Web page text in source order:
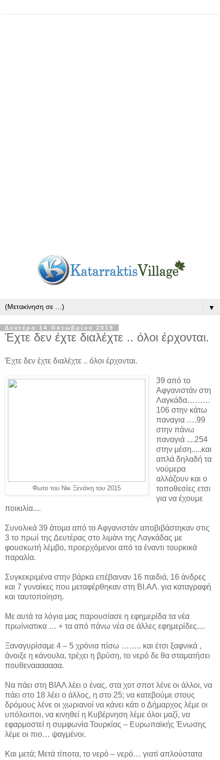
▼
Δευτέρα 14 Οκτωβρίου 2019
Έχτε δεν έχτε διαλέχτε .. όλοι έρχονται.
Έχτε δεν έχτε διαλέχτε .. όλοι έρχονται.
Φωτο του Νικ Ξενάκη του 2015
39 από το
Αφγανιστάν στη
Λαγκάδα………
106 στην κάτω
παναγια ….99
στην πάνω
παναγιά ....254
στην μέση.....και
απλά δηλαδή τα
νούμερα
αλλάζουν και ο
τοποθεσίες ετσι
για να έχουμε
ποικιλία....
Συνολικά 39 άτομα από το Αφγανιστάν αποβιβάστηκαν στις
3 το πρωί της Δευτέρας στο λιμάνι της Λαγκάδας με
φουσκωτή λέμβο, προερχόμενοι από τα έναντι τουρκικά
παραλία.
Συγκεκριμένα στην βάρκα επέβαιναν 16 παιδιά, 16 άνδρες
και 7 γυναίκες που μεταφέρθηκαν στη ΒΙ.ΑΛ. για καταγραφή
και ταυτοποίηση.
Με αυτά τα λόγια μας παρουσίασε η εφημερίδα τα νέα
πρωίνιατικα … + τα από πάνω νέα σε άλλες εφημερίδες....
Ξαναγυρίσαμε 4 – 5 χρόνια πίσω …….. και έτσι ξαφνικά ,
άνοιξε η κάνουλα, τρέχει η βρύση, το νερό δε θα σταματήσει
πουθενααααααα.
Να πάει στη ΒΙΑΛ λέει ο ένας, στα χοτ σποτ λένε οι άλλοι, να
πάει στο 18 λέει ο άλλος, η στο 25; να κατεβούμε στους
δρόμους λένε οι χωριανοί να κάνει κάτι ο Δήμαρχος λέμε οι
υπόλοιποι, να κινηθεί η Κυβέρνηση λέμε όλοι μαζί, να
εφαρμοστεί η συμφωνία Τουρκίας – Ευρωπαϊκής Ένωσης
λέμε οι πιο… ψαγμένοι.
Και μετά; Μετά τίποτα, το νερό – νερό… γιατί απλούστατα